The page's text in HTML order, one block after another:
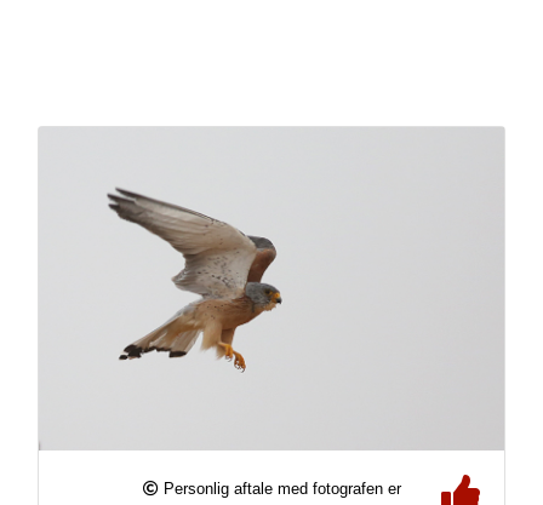
Personlig aftale med fotografen er